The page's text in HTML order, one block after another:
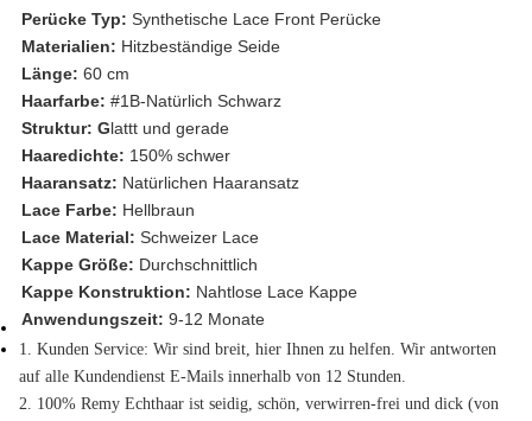
Perücke Typ: Synthetische Lace Front Perücke
Materialien: Hitzbeständige Seide
Länge: 60 cm
Haarfarbe: #1B-Natürlich Schwarz
Struktur: G lattt und gerade
Haaredichte: 150% schwer
Haaransatz: Natürlichen Haaransatz
Lace Farbe: Hellbraun
Lace Material: Schweizer Lace
Kappe Größe: Durchschnittlich
Kappe Konstruktion: Nahtlose Lace Kappe
Anwendungszeit: 9-12 Monate
1. Kunden Service: Wir sind breit, hier Ihnen zu helfen. Wir antworten
auf alle Kundendienst E-Mails innerhalb von 12 Stunden.
2. 100% Remy Echthaar ist seidig, schön, verwirren-frei und dick (von